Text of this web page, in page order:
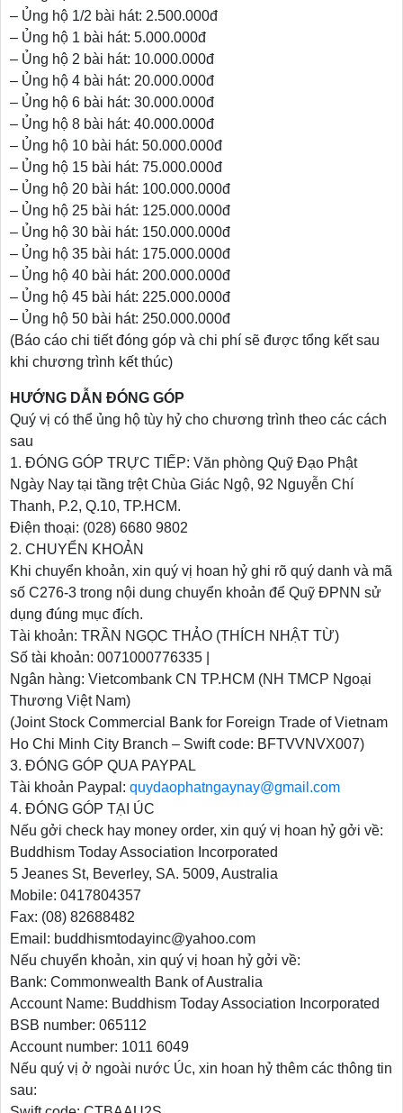
– Ủng hộ 1/2 bài hát: 2.500.000đ
– Ủng hộ 1 bài hát: 5.000.000đ
– Ủng hộ 2 bài hát: 10.000.000đ
– Ủng hộ 4 bài hát: 20.000.000đ
– Ủng hộ 6 bài hát: 30.000.000đ
– Ủng hộ 8 bài hát: 40.000.000đ
– Ủng hộ 10 bài hát: 50.000.000đ
– Ủng hộ 15 bài hát: 75.000.000đ
– Ủng hộ 20 bài hát: 100.000.000đ
– Ủng hộ 25 bài hát: 125.000.000đ
– Ủng hộ 30 bài hát: 150.000.000đ
– Ủng hộ 35 bài hát: 175.000.000đ
– Ủng hộ 40 bài hát: 200.000.000đ
– Ủng hộ 45 bài hát: 225.000.000đ
– Ủng hộ 50 bài hát: 250.000.000đ
(Báo cáo chi tiết đóng góp và chi phí sẽ được tổng kết sau
khi chương trình kết thúc)
HƯỚNG DẪN ĐÓNG GÓP
Quý vị có thể ủng hộ tùy hỷ cho chương trình theo các cách
sau
1. ĐÓNG GÓP TRỰC TIẾP: Văn phòng Quỹ Đạo Phật
Ngày Nay tại tầng trệt Chùa Giác Ngộ, 92 Nguyễn Chí
Thanh, P.2, Q.10, TP.HCM.
Điện thoại: (028) 6680 9802
2. CHUYỂN KHOẢN
Khi chuyển khoản, xin quý vị hoan hỷ ghi rõ quý danh và mã
số C276-3 trong nội dung chuyển khoản để Quỹ ĐPNN sử
dụng đúng mục đích.
Tài khoản: TRẦN NGỌC THẢO (THÍCH NHẬT TỪ)
Số tài khoản: 0071000776335 |
Ngân hàng: Vietcombank CN TP.HCM (NH TMCP Ngoại
Thương Việt Nam)
(Joint Stock Commercial Bank for Foreign Trade of Vietnam
Ho Chi Minh City Branch – Swift code: BFTVVNVX007)
3. ĐÓNG GÓP QUA PAYPAL
Tài khoản Paypal: quydaophatngaynay@gmail.com
4. ĐÓNG GÓP TẠI ÚC
Nếu gởi check hay money order, xin quý vị hoan hỷ gởi về:
Buddhism Today Association Incorporated
5 Jeanes St, Beverley, SA. 5009, Australia
Mobile: 0417804357
Fax: (08) 82688482
Email: buddhismtodayinc@yahoo.com
Nếu chuyển khoản, xin quý vị hoan hỷ gởi về:
Bank: Commonwealth Bank of Australia
Account Name: Buddhism Today Association Incorporated
BSB number: 065112
Account number: 1011 6049
Nếu quý vị ở ngoài nước Úc, xin hoan hỷ thêm các thông tin
sau: